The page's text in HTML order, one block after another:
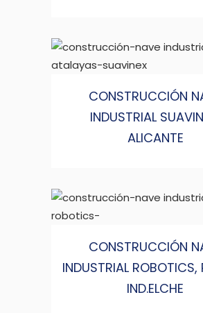
CONSTRUCCIÓN
INDUSTRIAL
ALICANTE
CONSTRUCCIÓN
INDUSTRIAL ROBOTICS,
IND.ELCHE